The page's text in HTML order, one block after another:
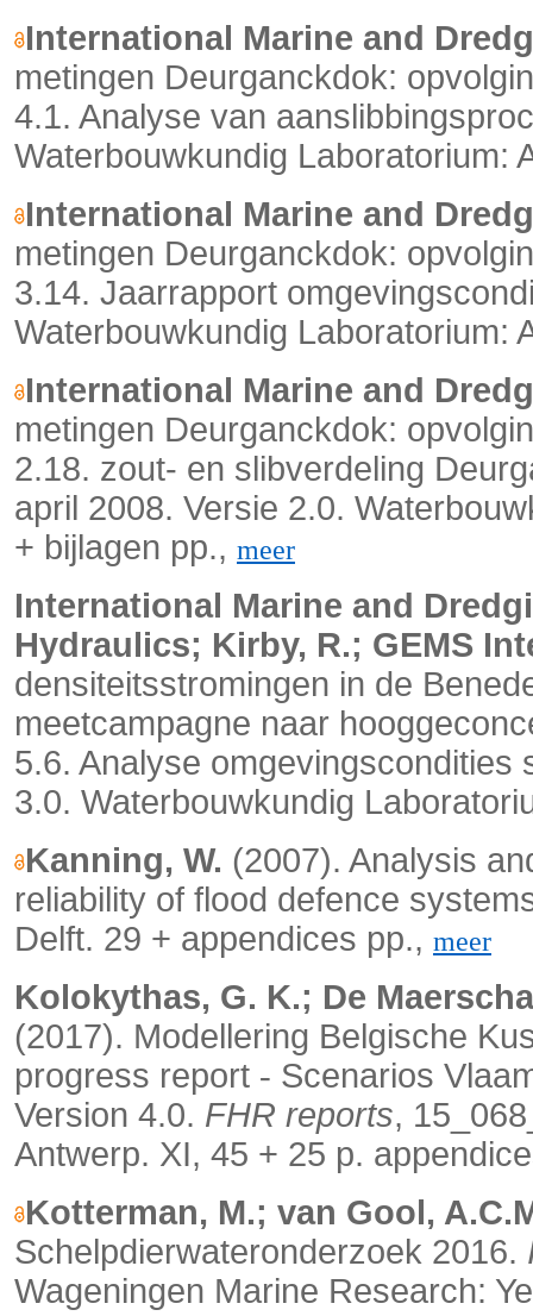
International Marine and
metingen Deurganckdok:
4.1. Analyse van
Waterbouwkundig Laboratorium:
International Marine and
metingen Deurganckdok:
3.14. Jaarrapport
Waterbouwkundig Laboratorium:
International Marine and
metingen Deurganckdok:
2.18. zout- en slibverdeling
april 2008. Versie 2.0.
+ bijlagen pp., meer
International Marine and
Hydraulics; Kirby, R.; GEMS
densiteitsstromingen in de
meetcampagne naar
5.6. Analyse omgevingscondities
3.0. Waterbouwkundig
Kanning, W. (2007). Analysis
reliability of flood defence
Delft. 29 + appendices pp., meer
Kolokythas, G. K.; De
(2017). Modellering Belgische
progress report ‐ Scenarios
Version 4.0. FHR reports,
Antwerp. XI, 45 + 25 p.
Kotterman, M.; van Gool,
Schelpdierwateronderzoek 2016.
Wageningen Marine Research: